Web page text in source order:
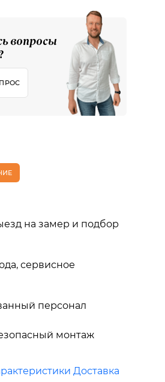
вопросы
на замер и подбор
сервисное
персонал
монтаж
Доставка